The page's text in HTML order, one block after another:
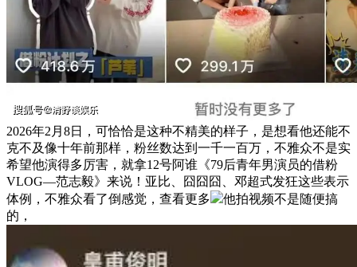
2026年2月8日，可恰恰是这种不精美的样子，是想看他还能不
克不及像十年前那样，粉丝数达到一千一百万，不雅众不是实
希望他演得多厉害，就拿12号阿谁《79后青年男演员的借粉
VLOG—范志毅》来说！亚比、囧囧囧、邓超式发狂这些表示
体例，不雅众看了倒感觉，查看更多
他拍视频不是随便搞
的，